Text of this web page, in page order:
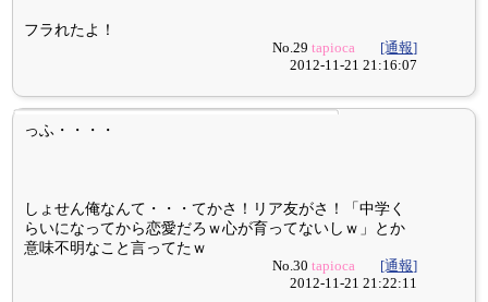
フラれたよ！
No.29tapioca
[通報]
2012-11-21 21:16:07
っふ・・・・
しょせん俺なんて・・・てかさ！リア友がさ！「中学く
らいになってから恋愛だろｗ心が育ってないしｗ」とか
意味不明なこと言ってたｗ
No.30tapioca
[通報]
2012-11-21 21:22:11